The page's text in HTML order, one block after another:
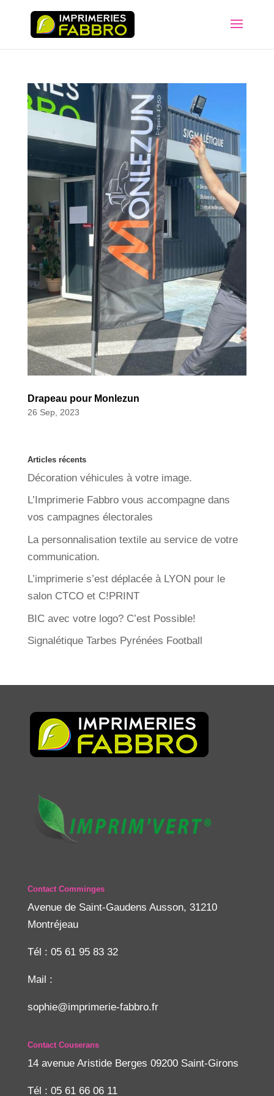
Drapeau pour Monlezun
26 Sep, 2023
Articles récents
Décoration véhicules à votre image.
L’Imprimerie Fabbro vous accompagne dans
vos campagnes électorales
La personnalisation textile au service de votre
communication.
L’imprimerie s’est déplacée à LYON pour le
salon CTCO et C!PRINT
BIC avec votre logo? C’est Possible!
Signalétique Tarbes Pyrénées Football
Contact Comminges
Avenue de Saint-Gaudens Ausson, 31210
Montréjeau
Tél : 05 61 95 83 32
Mail :
sophie@imprimerie-fabbro.fr
Contact Couserans
14 avenue Aristide Berges 09200 Saint-Girons
Tél : 05 61 66 06 11